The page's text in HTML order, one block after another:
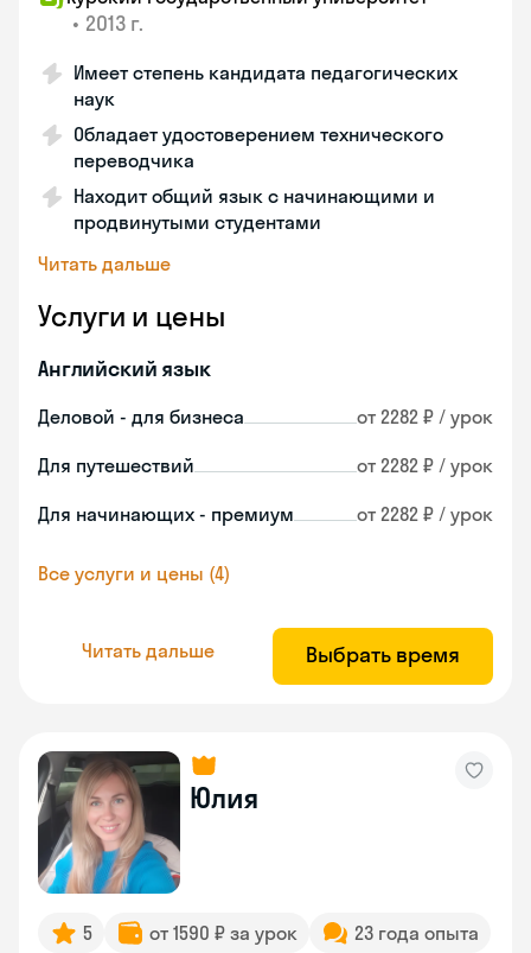
• 2013 г.
Имеет степень кандидата педагогических
наук
Обладает удостоверением технического
переводчика
Находит общий язык с начинающими и
продвинутыми студентами
Читать дальше
Услуги и цены
Английский язык
Деловой - для бизнеса от 2282 ₽ / урок
Для путешествий от 2282 ₽ / урок
Для начинающих - премиум от 2282 ₽ / урок
Все услуги и цены (4)
Читать дальше Выбрать время
Юлия
5 от 1590 ₽ за урок
23 года опыта